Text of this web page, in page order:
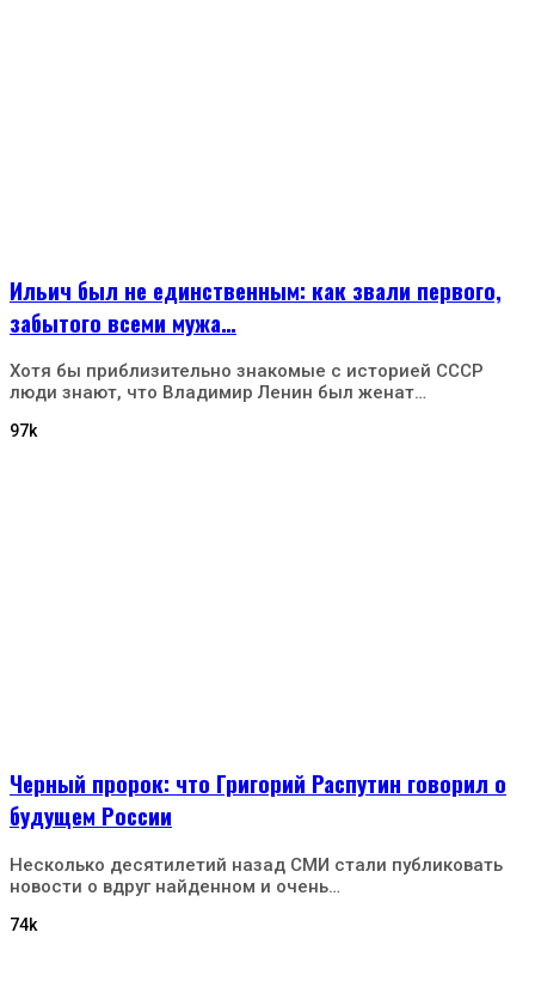
Ильич был не единственным: как звали первого,
забытого всеми мужа…
Хотя бы приблизительно знакомые с историей СССР
люди знают, что Владимир Ленин был женат…
97k
Черный пророк: что Григорий Распутин говорил о
будущем России
Несколько десятилетий назад СМИ стали публиковать
новости о вдруг найденном и очень…
74k